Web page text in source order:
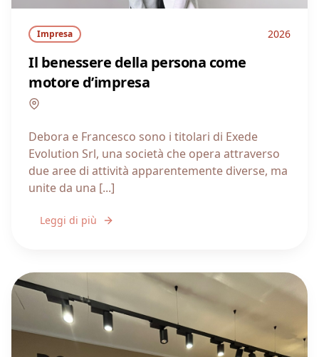
Impresa 2026
Il benessere della persona come
motore d’impresa
Debora e Francesco sono i titolari di Exede
Evolution Srl, una società che opera attraverso
due aree di attività apparentemente diverse, ma
unite da una [...]
Leggi di più